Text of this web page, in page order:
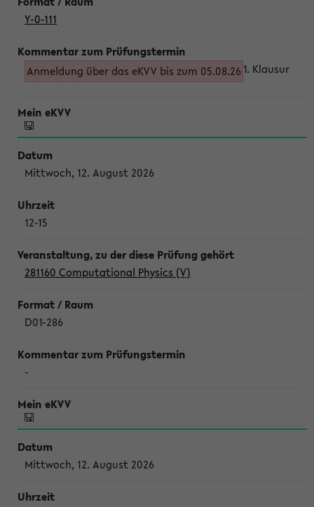
Y-0-111
Anmeldung über das eKVV bis zum 05.08.26 1. Klausur
Mittwoch, 12. August 2026
12-15
281160 Computational Physics (V)
D01-286
-
Mittwoch, 12. August 2026